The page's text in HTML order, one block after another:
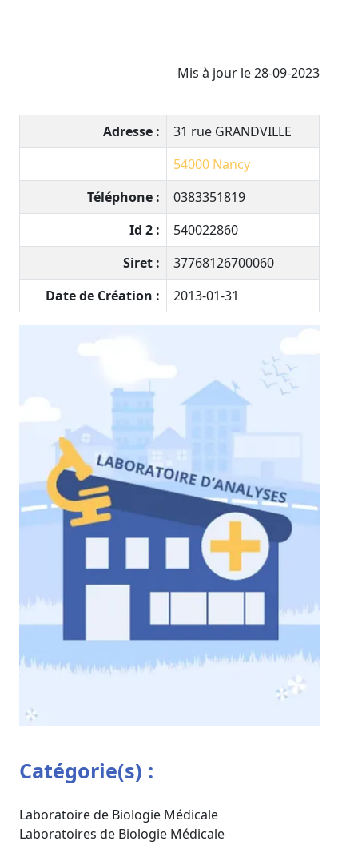
Mis à jour le 28-09-2023
Adresse :
31 rue GRANDVILLE
54000 Nancy
Téléphone :
0383351819
Id 2 :
540022860
Siret :
37768126700060
Date de Création :
2013-01-31
Catégorie(s) :
Laboratoire de Biologie Médicale
Laboratoires de Biologie Médicale